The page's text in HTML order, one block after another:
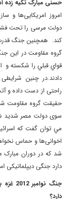
حسنی مبارک تکیه
امروز امریکایی‌ها و
دولت مرسی را تحت
کند. همچنین جنگ
گروه مقاومت در این
قواي قبلي را شکسته و
دادند.در چنین
راحتی از دست داده و
حقیقت گروه مقاومت
سوی دولت مصر شديد
مي توان گفت که
اخوانی‌ها و حماس
شد که در دوران مبارک
دارد جنگی دیپلماتیکی
دارد؟